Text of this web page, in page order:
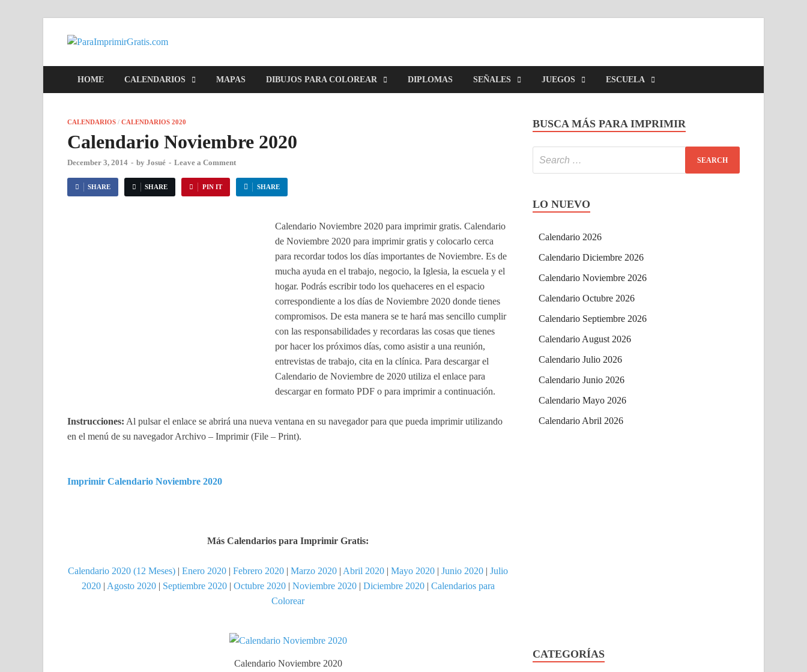
HOME CALENDARIOS MAPAS DIBUJOS PARA COLOREAR DIPLOMAS SEÑALES JUEGOS ESCUELA
CALENDARIOS / CALENDARIOS 2020
Calendario Noviembre 2020
December 3, 2014 - by Josué - Leave a Comment
SHARE SHARE PIN IT SHARE
Calendario Noviembre 2020 para imprimir gratis. Calendario
de Noviembre 2020 para imprimir gratis y colocarlo cerca
para recordar todos los días importantes de Noviembre. Es de
mucha ayuda en el trabajo, negocio, la Iglesia, la escuela y el
hogar. Podrás escribir todo los quehaceres en el espacio
correspondiente a los días de Noviembre 2020 donde tienes
compromisos. De esta manera se te hará mas sencillo cumplir
con las responsabilidades y recordaras las cosas que tienes
por hacer los próximos días, como asistir a una reunión,
entrevistas de trabajo, cita en la clínica. Para descargar el
Calendario de Noviembre de 2020 utiliza el enlace para
descargar en formato PDF o para imprimir a continuación.
Instrucciones: Al pulsar el enlace se abrirá una nueva ventana en su navegador para que pueda imprimir utilizando
en el menú de su navegador Archivo – Imprimir (File – Print).
Imprimir Calendario Noviembre 2020
Más Calendarios para Imprimir Gratis:
Calendario 2020 (12 Meses) | Enero 2020 | Febrero 2020 | Marzo 2020 | Abril 2020 | Mayo 2020 | Junio 2020 | Julio
2020| Agosto 2020| Septiembre 2020| Octubre 2020| Noviembre 2020| Diciembre 2020| Calendarios para
Colorear
Calendario Noviembre 2020
BUSCA MÁS PARA IMPRIMIR
LO NUEVO
Calendario 2026
Calendario Diciembre 2026
Calendario Noviembre 2026
Calendario Octubre 2026
Calendario Septiembre 2026
Calendario August 2026
Calendario Julio 2026
Calendario Junio 2026
Calendario Mayo 2026
Calendario Abril 2026
CATEGORÍAS